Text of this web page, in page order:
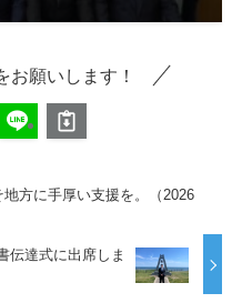
お願いします！
方に手厚い支援を。（2026
伝達式に出席しま